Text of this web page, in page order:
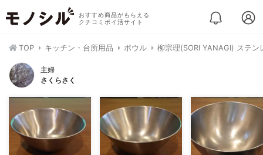
おすすめ商品がもらえる
クチコミポイ活サイト
TOP キッチン・台所用品 ボウル 柳宗理(SORI YANAGI) ステン
主婦
さくらさく